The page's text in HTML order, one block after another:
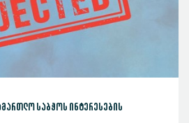
საბჭოს ინტერესების